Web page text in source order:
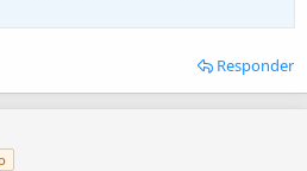
Responder